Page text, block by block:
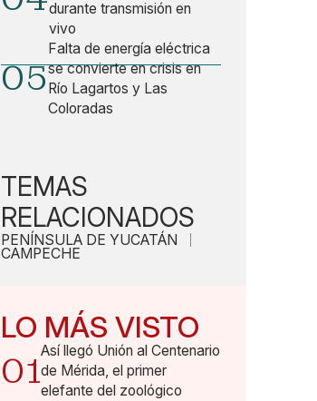
durante transmisión en
vivo
05
Falta de energía eléctrica
se convierte en crisis en
Río Lagartos y Las
Coloradas
TEMAS
RELACIONADOS
PENÍNSULA DE YUCATÁN
CAMPECHE
LO MÁS VISTO
01Así llegó Unión al Centenario
de Mérida, el primer
elefante del zoológico